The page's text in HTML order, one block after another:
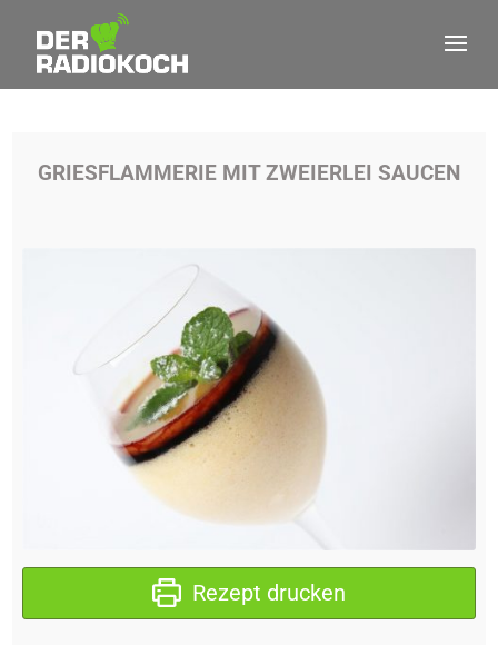
GRIESFLAMMERIE MIT ZWEIERLEI SAUCEN
Rezept drucken